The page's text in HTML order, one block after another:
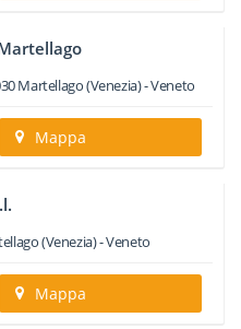
Martellago(Venezia) -Veneto
Mappa
(Venezia) -Veneto
Mappa